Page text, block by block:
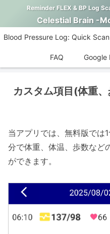
Reminder FLEX & BP Log
Celestial Brain -
Blood Pressure Log: Quick Scan
FAQ Google
カスタム項目(体重
当アプリでは、無料版では
分で体重、体温、歩数など
ができます。